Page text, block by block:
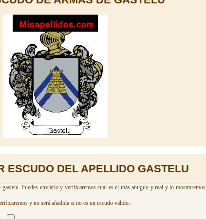
ESCUDO DEL APELLIDO GASTELU
gastelu. Puedes enviarlo y verificaremos cual es el más antiguo y real y lo mostraremos
y no será añadida si no es un escudo válido.